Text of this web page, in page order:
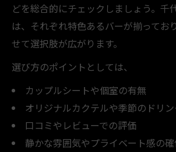
どを総合的にチェックしましょう。千
は、それぞれ特色あるバーが揃ってお
せて選択肢が広がります。
選び方のポイントとしては、
カップルシートや個室の有無
オリジナルカクテルや季節のドリ
口コミやレビューでの評価
静かな雰囲気やプライベート感の